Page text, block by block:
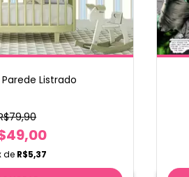
Listrado
de R$5,37